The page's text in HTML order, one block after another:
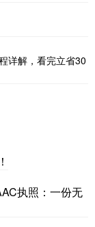
详解，看完立省30
执照：一份无